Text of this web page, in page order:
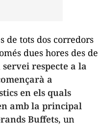
de tots dos corredors
dues hores des de
respecte a la
a
en els quals
amb la principal
Buffets, un